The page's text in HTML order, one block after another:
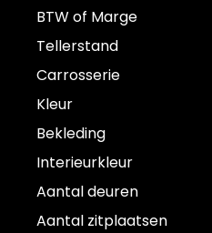
BTW of Marge
Tellerstand
Carrosserie
Kleur
Bekleding
Interieurkleur
Aantal deuren
Aantal zitplaatsen